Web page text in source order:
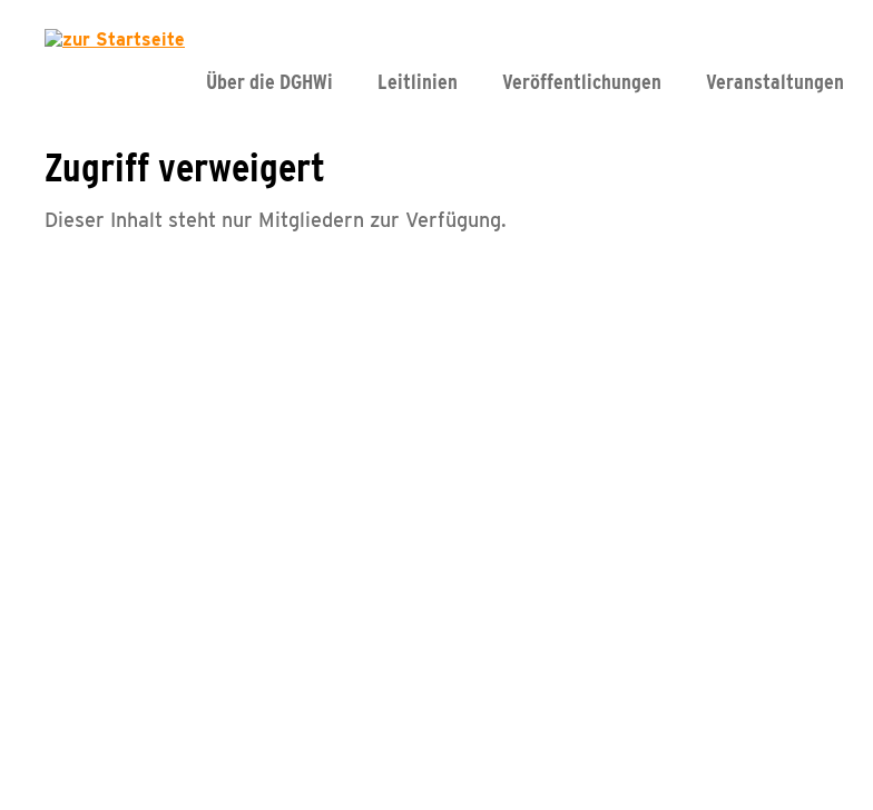
Über die DGHWi Leitlinien Veröffentlichungen Veranstaltungen
Zugriff verweigert
Dieser Inhalt steht nur Mitgliedern zur Verfügung.